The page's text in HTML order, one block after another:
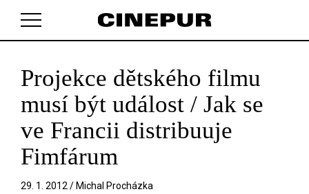
V košíku zatím nemáte žádné položky.
Projekce dětského filmu
musí být událost / Jak se
ve Francii distribuuje
Fimfárum
29. 1. 2012 / Michal Procházka